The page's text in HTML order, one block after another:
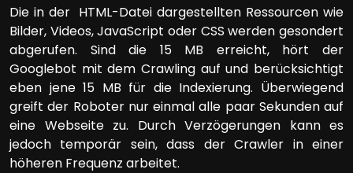
Die in der HTML-Datei dargestellten Ressourcen wie
Bilder, Videos, JavaScript oder CSS werden gesondert
abgerufen. Sind die 15 MB erreicht, hört der
Googlebot mit dem Crawling auf und berücksichtigt
eben jene 15 MB für die Indexierung. Überwiegend
greift der Roboter nur einmal alle paar Sekunden auf
eine Webseite zu. Durch Verzögerungen kann es
jedoch temporär sein, dass der Crawler in einer
höheren Frequenz arbeitet.